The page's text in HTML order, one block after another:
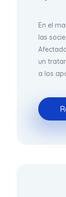
En el
las
un
a los